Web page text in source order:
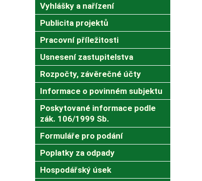
Vyhlášky a nařízení
Publicita projektů
Pracovní příležitosti
Usnesení zastupitelstva
Rozpočty, závěrečné účty
Informace o povinném subjektu
Poskytované informace podle
zák. 106/1999 Sb.
Formuláře pro podání
Poplatky za odpady
Hospodářský úsek